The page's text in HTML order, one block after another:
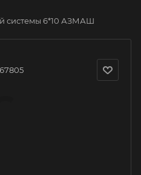
системы 6*10 АЗМАШ
67805